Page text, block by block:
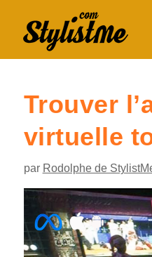
Trouver
virtuelle
par Rodolphe de